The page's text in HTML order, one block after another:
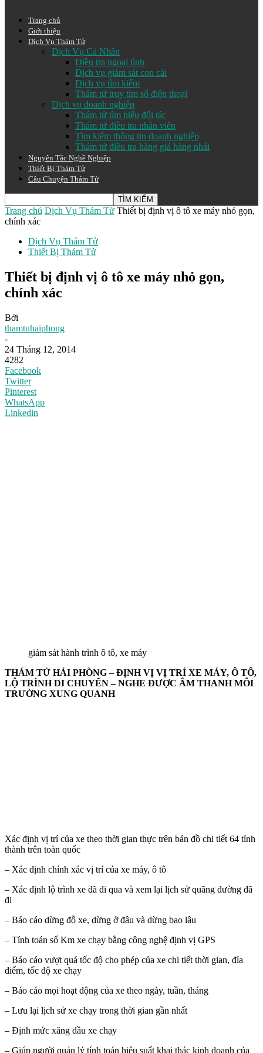
Trang chủ
Giới thiệu
Dịch Vụ Thám Tử
Dịch Vụ Cá Nhân
Điều tra ngoại tình
Dịch vụ giám sát con cái
Dịch vụ tìm kiếm
Thám tử truy tìm số điện thoại
Dịch vụ doanh nghiệp
Thám tử tìm hiểu đối tác
Thám tử điều tra nhân viên
Tìm kiếm thông tin doạnh nghiệp
Thám tử điều tra hàng giả hàng nhái
Nguyên Tắc Nghề Nghiệp
Thiết Bị Thám Tử
Câu Chuyện Thám Tử
Trang chủ Dịch Vụ Thám Tử Thiết bị định vị ô tô xe máy nhỏ gọn,
chính xác
Dịch Vụ Thám Tử
Thiết Bị Thám Tử
Thiết bị định vị ô tô xe máy nhỏ gọn,
chính xác
Bởi
thamtuhaiphong
-
24 Tháng 12, 2014
4282
Facebook
Twitter
Pinterest
WhatsApp
Linkedin
giám sát hành trình ô tô, xe máy
THÁM TỬ HẢI PHÒNG – ĐỊNH VỊ VỊ TRÍ XE MÁY, Ô TÔ,
LỘ TRÌNH DI CHUYỂN – NGHE ĐƯỢC ÂM THANH MÔI
TRƯỜNG XUNG QUANH
Xác định vị trí của xe theo thời gian thực trên bản đồ chi tiết 64 tỉnh
thành trên toàn quốc
– Xác định chính xác vị trí của xe máy, ô tô
– Xác định lộ trình xe đã đi qua và xem lại lịch sử quãng đường đã
đi
– Báo cáo dừng đỗ xe, dừng ở đâu và dừng bao lâu
– Tính toán số Km xe chạy bằng công nghệ định vị GPS
– Báo cáo vượt quá tốc độ cho phép của xe chi tiết thời gian, đỉa
điểm, tốc độ xe chạy
– Báo cáo mọi hoạt động của xe theo ngày, tuần, tháng
– Lưu lại lịch sử xe chạy trong thời gian gần nhất
– Định mức xăng dầu xe chạy
– Giúp người quản lý tính toán hiệu suất khai thác kinh doanh của